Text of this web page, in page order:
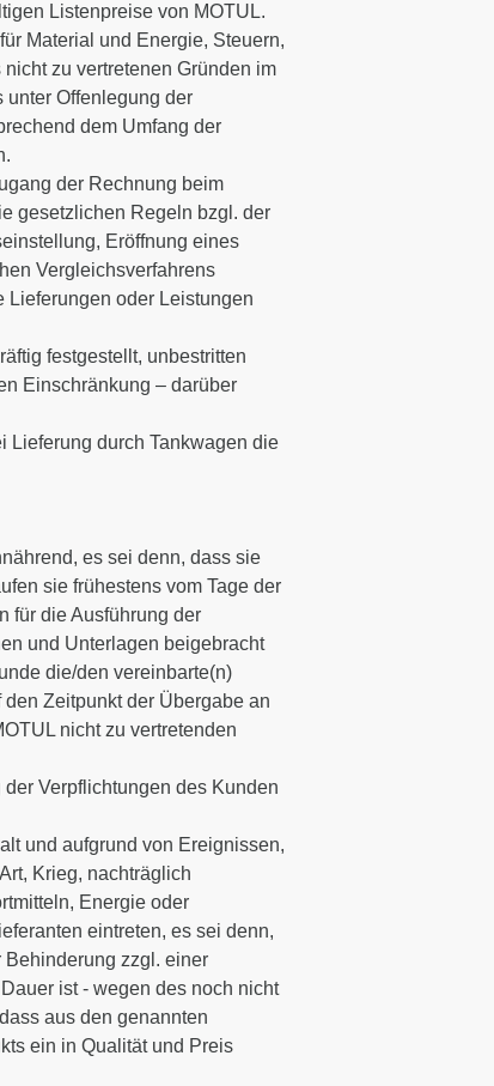
Listenpreise von MOTUL.
Material und Energie, Steuern,
zu vertretenen Gründen im
unter Offenlegung der
dem Umfang der
der Rechnung beim
gesetzlichen Regeln bzgl. der
Eröffnung eines
Vergleichsverfahrens
Lieferungen oder Leistungen
festgestellt, unbestritten
Einschränkung – darüber
Lieferung durch Tankwagen die
es sei denn, dass sie
sie frühestens vom Tage der
für die Ausführung der
und Unterlagen beigebracht
die/den vereinbarte(n)
Zeitpunkt der Übergabe an
nicht zu vertretenden
Verpflichtungen des Kunden
und aufgrund von Ereignissen,
Krieg, nachträglich
Energie oder
eintreten, es sei denn,
Behinderung zzgl. einer
ist - wegen des noch nicht
aus den genannten
ein in Qualität und Preis